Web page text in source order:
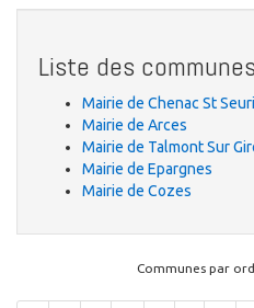
Liste des
Mairie de Chenac St
Mairie de Arces
Mairie de Talmont Sur
Mairie de Epargnes
Mairie de Cozes
Communes par